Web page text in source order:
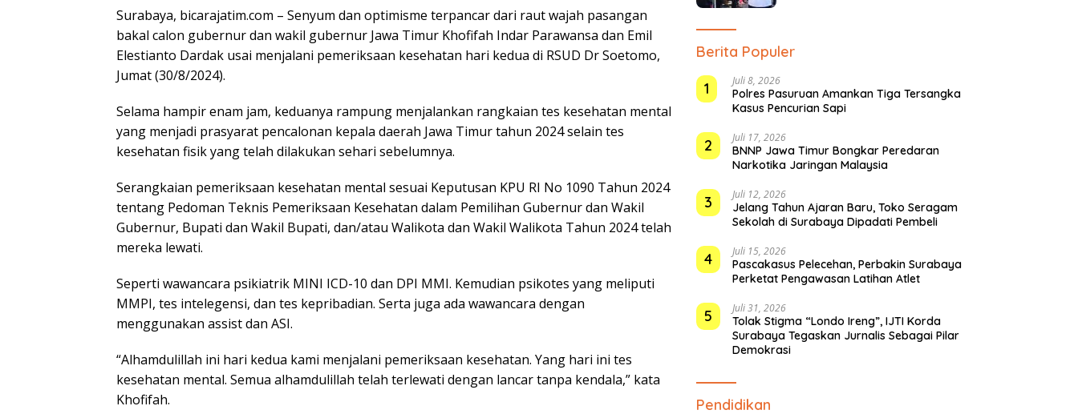
Surabaya, bicarajatim.com – Senyum dan optimisme terpancar dari raut wajah pasangan
bakal calon gubernur dan wakil gubernur Jawa Timur Khofifah Indar Parawansa dan Emil
Elestianto Dardak usai menjalani pemeriksaan kesehatan hari kedua di RSUD Dr Soetomo,
Jumat (30/8/2024).
Selama hampir enam jam, keduanya rampung menjalankan rangkaian tes kesehatan mental
yang menjadi prasyarat pencalonan kepala daerah Jawa Timur tahun 2024 selain tes
kesehatan fisik yang telah dilakukan sehari sebelumnya.
Serangkaian pemeriksaan kesehatan mental sesuai Keputusan KPU RI No 1090 Tahun 2024
tentang Pedoman Teknis Pemeriksaan Kesehatan dalam Pemilihan Gubernur dan Wakil
Gubernur, Bupati dan Wakil Bupati, dan/atau Walikota dan Wakil Walikota Tahun 2024 telah
mereka lewati.
Seperti wawancara psikiatrik MINI ICD-10 dan DPI MMI. Kemudian psikotes yang meliputi
MMPI, tes intelegensi, dan tes kepribadian. Serta juga ada wawancara dengan
menggunakan assist dan ASI.
“Alhamdulillah ini hari kedua kami menjalani pemeriksaan kesehatan. Yang hari ini tes
kesehatan mental. Semua alhamdulillah telah terlewati dengan lancar tanpa kendala,” kata
Khofifah.
Berita Populer
1
Juli 8, 2026
Polres Pasuruan Amankan Tiga Tersangka
Kasus Pencurian Sapi
2 Juli 17, 2026
BNNP Jawa Timur Bongkar Peredaran
Narkotika Jaringan Malaysia
3 Juli 12, 2026
Jelang Tahun Ajaran Baru, Toko Seragam
Sekolah di Surabaya Dipadati Pembeli
4 Juli 15, 2026
Pascakasus Pelecehan, Perbakin Surabaya
Perketat Pengawasan Latihan Atlet
5 Juli 31, 2026
Tolak Stigma “Londo Ireng”, IJTI Korda
Surabaya Tegaskan Jurnalis Sebagai Pilar
Demokrasi
Pendidikan